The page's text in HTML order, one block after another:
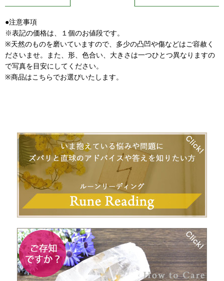
●注意事項
※表記の価格は、１個のお値段です。
※天然のものを磨いていますので、多少の凸凹や傷などはご容赦く
ださいませ。また、形、色合い、大きさは一つひとつ異なりますの
で写真を目安にしてください。
※商品はこちらでお選びいたします。